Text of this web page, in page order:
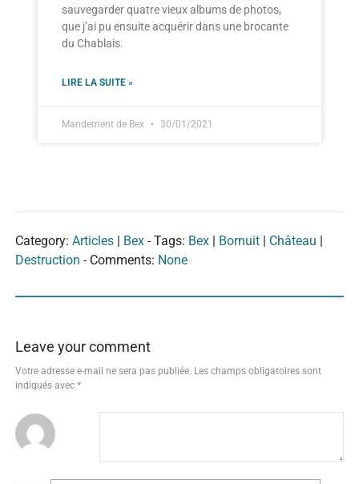
sauvegarder quatre vieux albums de photos,
que j’ai pu ensuite acquérir dans une brocante
du Chablais.
LIRE LA SUITE »
Mandement de Bex 30/01/2021
Category: Articles | Bex- Tags: Bex | Bornuit | Château |
Destruction - Comments: None
Leave your comment
Votre adresse e-mail ne sera pas publiée. Les champs obligatoires sont
indiqués avec *